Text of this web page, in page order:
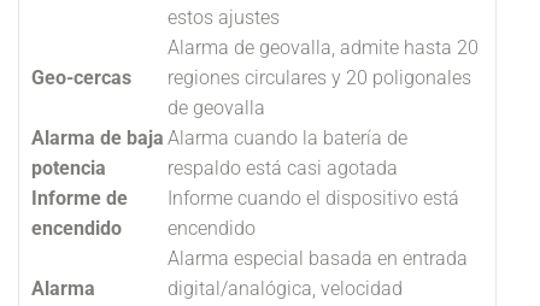
estos ajustes
Geo-cercas
Alarma de geovalla, admite hasta 20
regiones circulares y 20 poligonales
de geovalla
Alarma de baja
potencia
Alarma cuando la batería de
respaldo está casi agotada
Informe de
encendido
Informe cuando el dispositivo está
encendido
Alarma
Alarma especial basada en entrada
digital/analógica, velocidad